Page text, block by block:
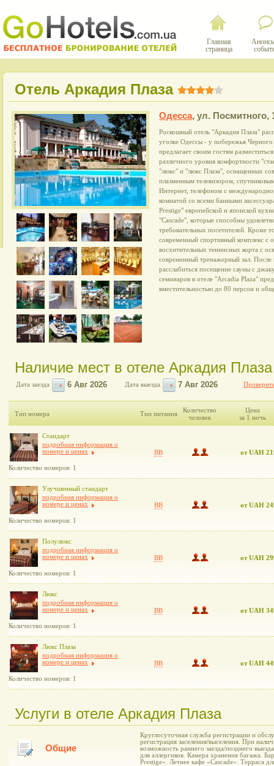
Главная
страница
Отель Аркадия Плаза
Одесса, ул. Посмитного,
Роскошный отель "Аркадия Плаза"
уголке Одессы - у побережья
предлагает своим гостям
различного уровня комфортности
"люкс" и "люкс Плаза", оснащенных
плазменным телевизором,
Интернет, телефоном с
комнатой со всеми банными
Prestige" европейской и японской
"Cascade", которые способны
требовательных посетителей. Кроме
современный спортивный комплекс с
восхитительных теннисных корта с
современный тренажерный зал.
расслабиться посещение сауны с
семинаров в отеле "Arcadia Plaza"
вместительностью до 80 персон и
Наличие мест в отеле Аркадия Плаза
Дата заезда Дата выезда
Тип номера Тип питания
Количество
человек
Цена
за 1 ночь
Стандарт
подробная информация о
номере и ценах
Количество номеров: 1
BB от UAH
Улучшенный стандарт
подробная информация о
номере и ценах
Количество номеров: 1
BB от UAH
Полулюкс
подробная информация о
номере и ценах
Количество номеров: 1
BB от UAH
Люкс
подробная информация о
номере и ценах
Количество номеров: 1
BB от UAH
Люкс Плаза
подробная информация о
номере и ценах
Количество номеров: 1
BB от UAH
Услуги в отеле Аркадия Плаза
Общие
Круглосуточная служба регистрации и
регистрация заселения/выселения. При
возможность раннего заезда/позднего
для аллергиков. Камера хранения багажа.
Prestige». Летнее кафе «Cascade». Терраса